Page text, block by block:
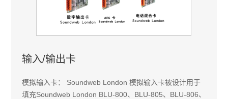
输入/输出卡
模拟输入卡： Soundweb London 模拟输入卡被设计用于
填充Soundweb London BLU-800、BLU-805、BLU-806、